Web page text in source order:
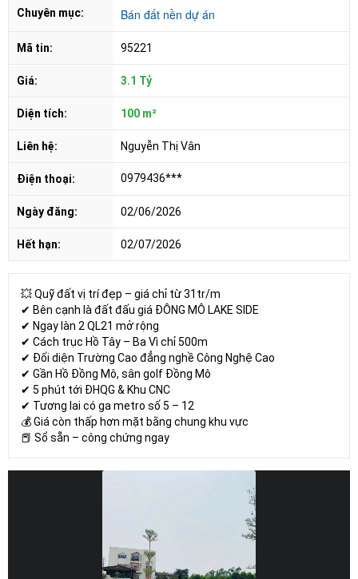
Chuyên mục: Bán đất nền dự án
Mã tin: 95221
Giá: 3.1 Tỷ
Diện tích: 100 m²
Liên hệ: Nguyễn Thị Vân
Điện thoại: 0979436***
Ngày đăng: 02/06/2026
Hết hạn: 02/07/2026
💥 Quỹ đất vị trí đẹp – giá chỉ từ 31tr/m
✔ Bên cạnh là đất đấu giá ĐÔNG MÔ LAKE SIDE
✔ Ngay làn 2 QL21 mở rộng
✔ Cách trục Hồ Tây – Ba Vì chỉ 500m
✔ Đối diện Trường Cao đẳng nghề Công Nghệ Cao
✔ Gần Hồ Đồng Mô, sân golf Đồng Mô
✔ 5 phút tới ĐHQG & Khu CNC
✔ Tương lai có ga metro số 5 – 12
💰 Giá còn thấp hơn mặt bằng chung khu vực
📕 Sổ sẵn – công chứng ngay